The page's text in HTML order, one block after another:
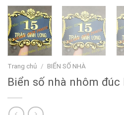
Trang chủ / BIỂN SỐ NHÀ
Biển số nhà nhôm đúc